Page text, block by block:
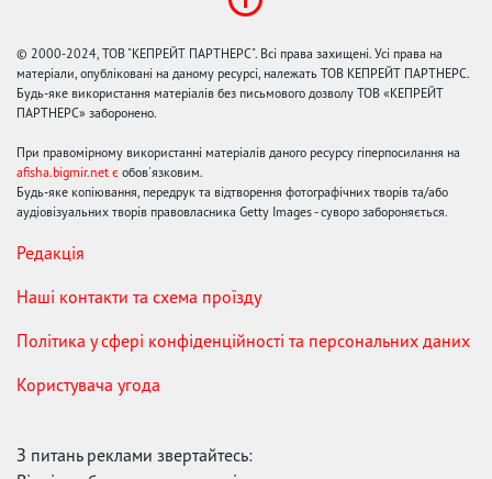
© 2000-2024, ТОВ "КЕПРЕЙТ ПАРТНЕРС". Всі права захищені. Усі права на
матеріали, опубліковані на даному ресурсі, належать ТОВ КЕПРЕЙТ ПАРТНЕРС.
Будь-яке використання матеріалів без письмового дозволу ТОВ «КЕПРЕЙТ
ПАРТНЕРС» заборонено.
При правомірному використанні матеріалів даного ресурсу гіперпосилання на
afisha.bigmir.net є обов'язковим.
Будь-яке копіювання, передрук та відтворення фотографічних творів та/або
аудіовізуальних творів правовласника Getty Images - суворо забороняється.
Редакція
Наші контакти та схема проїзду
Політика у сфері конфіденційності та персональних даних
Користувача угода
З питань реклами звертайтесь: